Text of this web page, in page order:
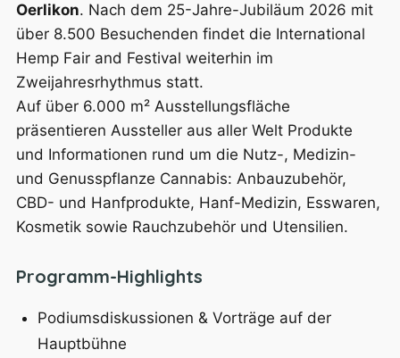
Oerlikon. Nach dem 25-Jahre-Jubiläum 2026 mit
über 8.500 Besuchenden findet die International
Hemp Fair and Festival weiterhin im
Zweijahresrhythmus statt.
Auf über 6.000 m² Ausstellungsfläche
präsentieren Aussteller aus aller Welt Produkte
und Informationen rund um die Nutz-, Medizin-
und Genusspflanze Cannabis: Anbauzubehör,
CBD- und Hanfprodukte, Hanf-Medizin, Esswaren,
Kosmetik sowie Rauchzubehör und Utensilien.
Programm-Highlights
Podiumsdiskussionen & Vorträge auf der
Hauptbühne